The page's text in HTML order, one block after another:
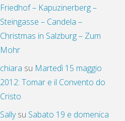
Friedhof – Kapuzinerberg –
Steingasse – Candela –
Christmas in Salzburg – Zum
Mohr
chiara su Martedì 15 maggio
2012: Tomar e il Convento do
Cristo
Sallysu Sabato 19 e domenica